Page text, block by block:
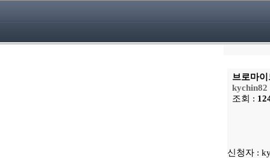
브로마
kychin82
조회 :
신청자 :